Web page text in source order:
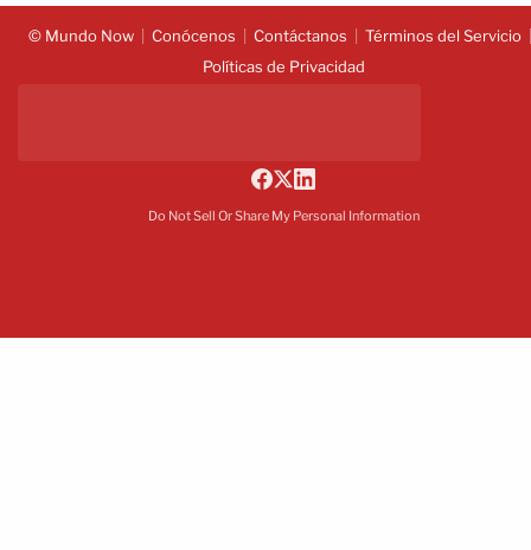
© Mundo Now Conócenos Contáctanos
Términos del Servicio
Políticas de Privacidad
Do Not Sell Or Share My Personal Information